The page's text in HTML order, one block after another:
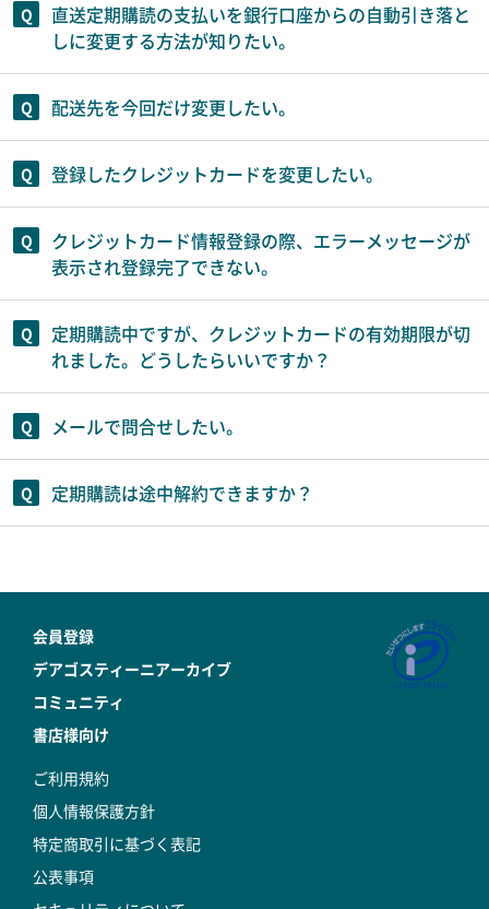
直送定期購読の支払いを銀行口座からの自動引き落と
しに変更する方法が知りたい。
配送先を今回だけ変更したい。
登録したクレジットカードを変更したい。
クレジットカード情報登録の際、エラーメッセージが
表示され登録完了できない。
定期購読中ですが、クレジットカードの有効期限が切
れました。どうしたらいいですか？
メールで問合せしたい。
定期購読は途中解約できますか？
会員登録
デアゴスティーニアーカイブ
コミュニティ
書店様向け
ご利用規約
個人情報保護方針
特定商取引に基づく表記
公表事項